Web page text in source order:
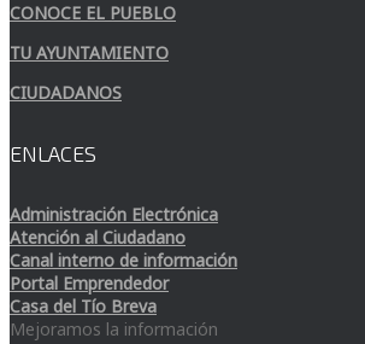
CONOCE EL PUEBLO
TU AYUNTAMIENTO
CIUDADANOS
ENLACES
Administración Electrónica
Atención al Ciudadano
Canal interno de información
Portal Emprendedor
Casa del Tío Breva
Mejoramos la información